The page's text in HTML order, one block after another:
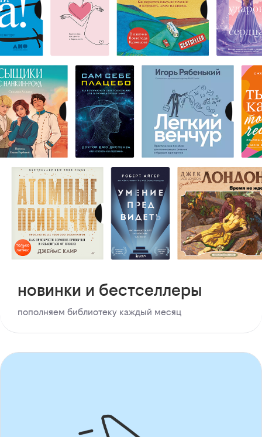
новинки и бестселлеры
пополняем библиотеку каждый месяц